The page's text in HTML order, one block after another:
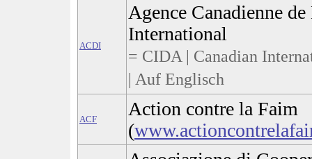
ACDI
Agence Canadienne
International
= CIDA | Canadian
| Auf Englisch
ACF
Action contre la Faim
(